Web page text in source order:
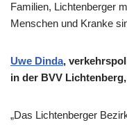
Familien, Lichtenberger
Menschen und Kranke
Uwe Dinda,
in der BVV
„Das Lichtenberger